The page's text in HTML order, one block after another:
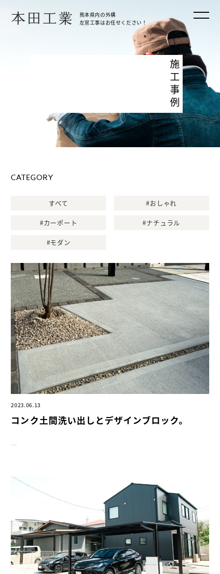
本田工業
熊本県内の外構
左官工事はお任せください！
施工事例
CATEGORY
すべて #おしゃれ
#カーポート #ナチュラル
#モダン
2023.06.13
コンク土間洗い出しとデザインブロック。